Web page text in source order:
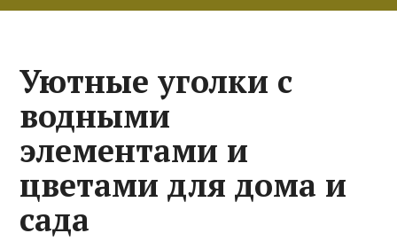
Уютные уголки с
водными
элементами и
цветами для дома и
сада